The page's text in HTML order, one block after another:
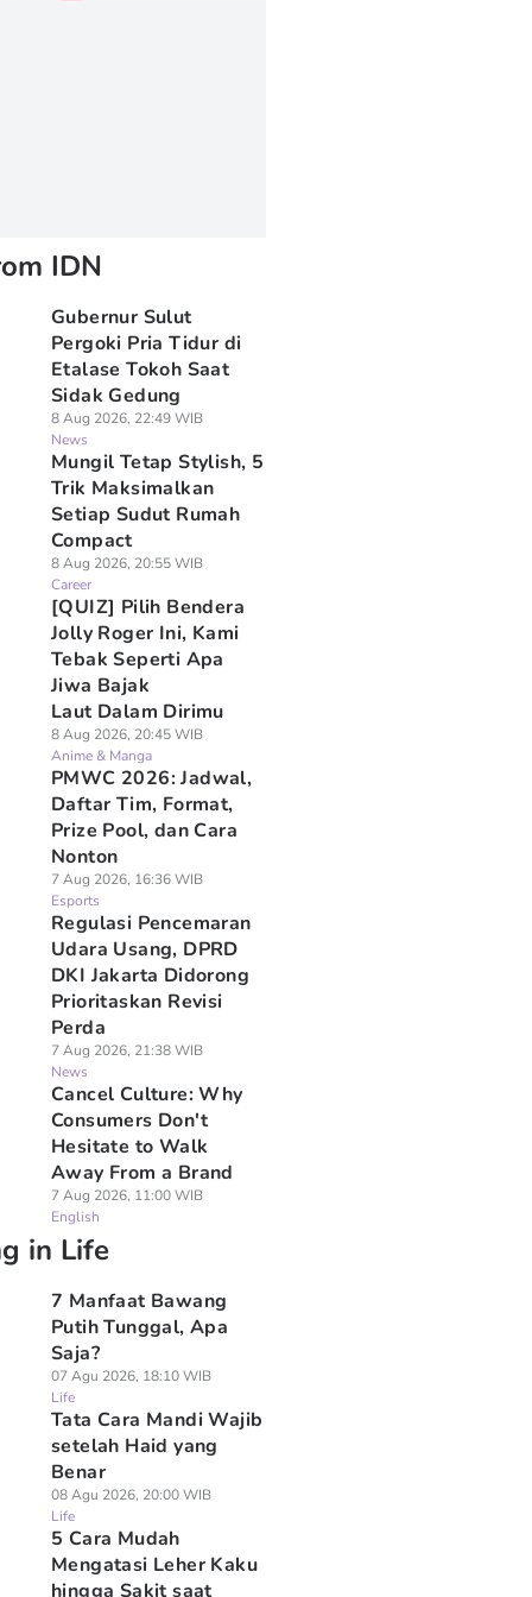
IDN
Gubernur Sulut
Pergoki Pria Tidur di
Etalase Tokoh Saat
Sidak Gedung
8 Aug 2026, 22:49 WIB
News
Mungil Tetap Stylish, 5
Trik Maksimalkan
Setiap Sudut Rumah
Compact
8 Aug 2026, 20:55 WIB
Career
[QUIZ] Pilih Bendera
Jolly Roger Ini, Kami
Tebak Seperti Apa
Jiwa Bajak
Laut Dalam Dirimu
8 Aug 2026, 20:45 WIB
Anime & Manga
PMWC 2026: Jadwal,
Daftar Tim, Format,
Prize Pool, dan Cara
Nonton
7 Aug 2026, 16:36 WIB
Esports
Regulasi Pencemaran
Udara Usang, DPRD
DKI Jakarta Didorong
Prioritaskan Revisi
Perda
7 Aug 2026, 21:38 WIB
News
Cancel Culture: Why
Consumers Don't
Hesitate to Walk
Away From a Brand
7 Aug 2026, 11:00 WIB
English
in Life
7 Manfaat Bawang
Putih Tunggal, Apa
Saja?
07 Agu 2026, 18:10 WIB
Life
Tata Cara Mandi Wajib
setelah Haid yang
Benar
08 Agu 2026, 20:00 WIB
Life
5 Cara Mudah
Mengatasi Leher Kaku
hingga Sakit saat